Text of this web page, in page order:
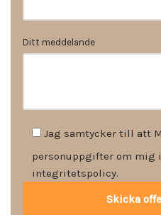
Ditt meddelande
Jag samtycker till att
personuppgifter om mig
integritetspolicy.